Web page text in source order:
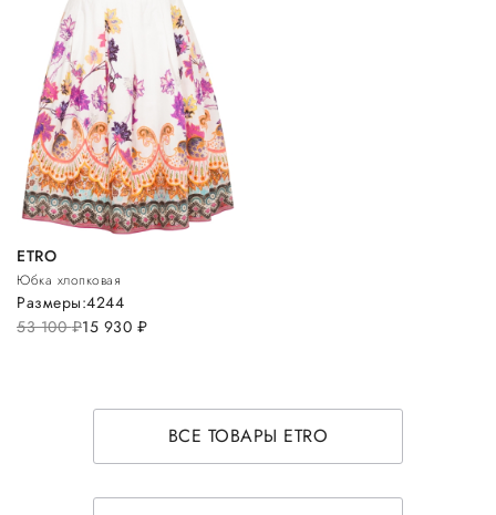
ETRO
Юбка хлопковая
53 100руб.15 930 руб.
Размеры:4244
ВСЕ ТОВАРЫ ETRO